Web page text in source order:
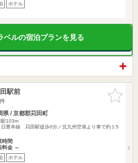
ホテル
ベルの宿泊プランを見る
お気に入
りに追加
駅前
県 / 京都郡苅田町
駅103m
日豊本線 苅田駅徒歩0分／北九州空港より車で約１5
時間
料金 ～
ホテル